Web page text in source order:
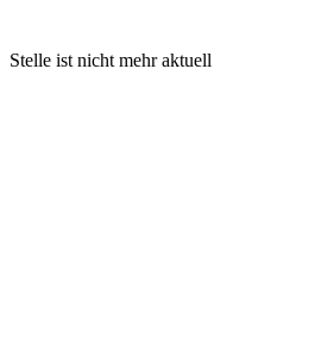
Stelle ist nicht mehr aktuell